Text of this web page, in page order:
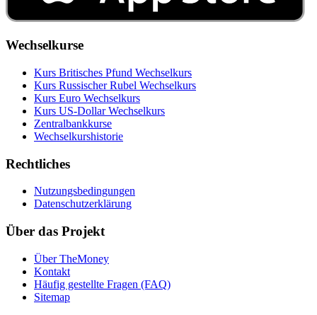
Wechselkurse
Kurs Britisches Pfund Wechselkurs
Kurs Russischer Rubel Wechselkurs
Kurs Euro Wechselkurs
Kurs US‑Dollar Wechselkurs
Zentralbankkurse
Wechselkurshistorie
Rechtliches
Nutzungsbedingungen
Datenschutzerklärung
Über das Projekt
Über TheMoney
Kontakt
Häufig gestellte Fragen (FAQ)
Sitemap